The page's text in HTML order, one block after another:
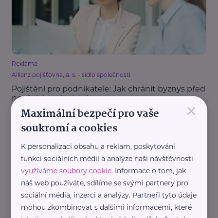
Reklama
Allianz pojišťovna, a. s. - sídlo společnosti
Pojištění pro podnikatele: Jak chránit byznys před
neočekávanými riziky
Pojištění Podpora a pomoc Práce, zaměstnání
Reklama
×
Maximální bezpečí pro vaše
soukromí a cookies
K personalizaci obsahu a reklam, poskytování
funkcí sociálních médií a analýze naší návštěvnosti
využíváme soubory cookie. Informace o tom, jak
náš web používáte, sdílíme se svými partnery pro
sociální média, inzerci a analýzy. Partneři tyto údaje
mohou zkombinovat s dalšími informacemi, které